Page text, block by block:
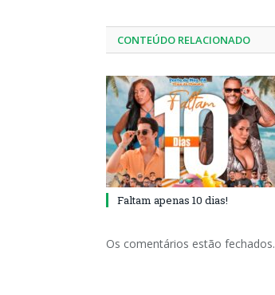
CONTEÚDO RELACIONADO
Faltam apenas 10 dias!
Os comentários estão fechados.